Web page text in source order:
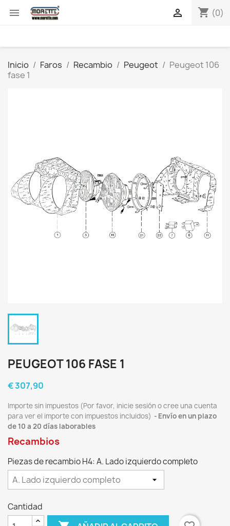
 shopping_cart (0)

Inicio Faros Recambio Peugeot
Peugeot 106
fase 1
PEUGEOT 106 FASE 1
€ 307,90
Importe sin impuestos (Por favor, inicie sesión o cree una cuenta
para ver el importe con impuestos incluidos)
Envío en un plazo
de 10 a 20 días laborables
Recambios
Piezas de recambio H4: A. Lado izquierdo completo
Cantidad